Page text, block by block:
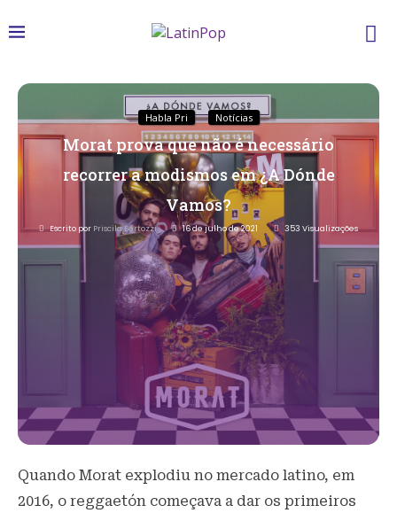
Habla Pri Notícias
Morat prova que não é necessário
recorrer a modismos em ¿A Dónde
Vamos?
Escrito por Priscila Bertozzi 16 de julho de 2021 353 Visualizações
Quando Morat explodiu no mercado latino, em
2016, o reggaetón começava a dar os primeiros